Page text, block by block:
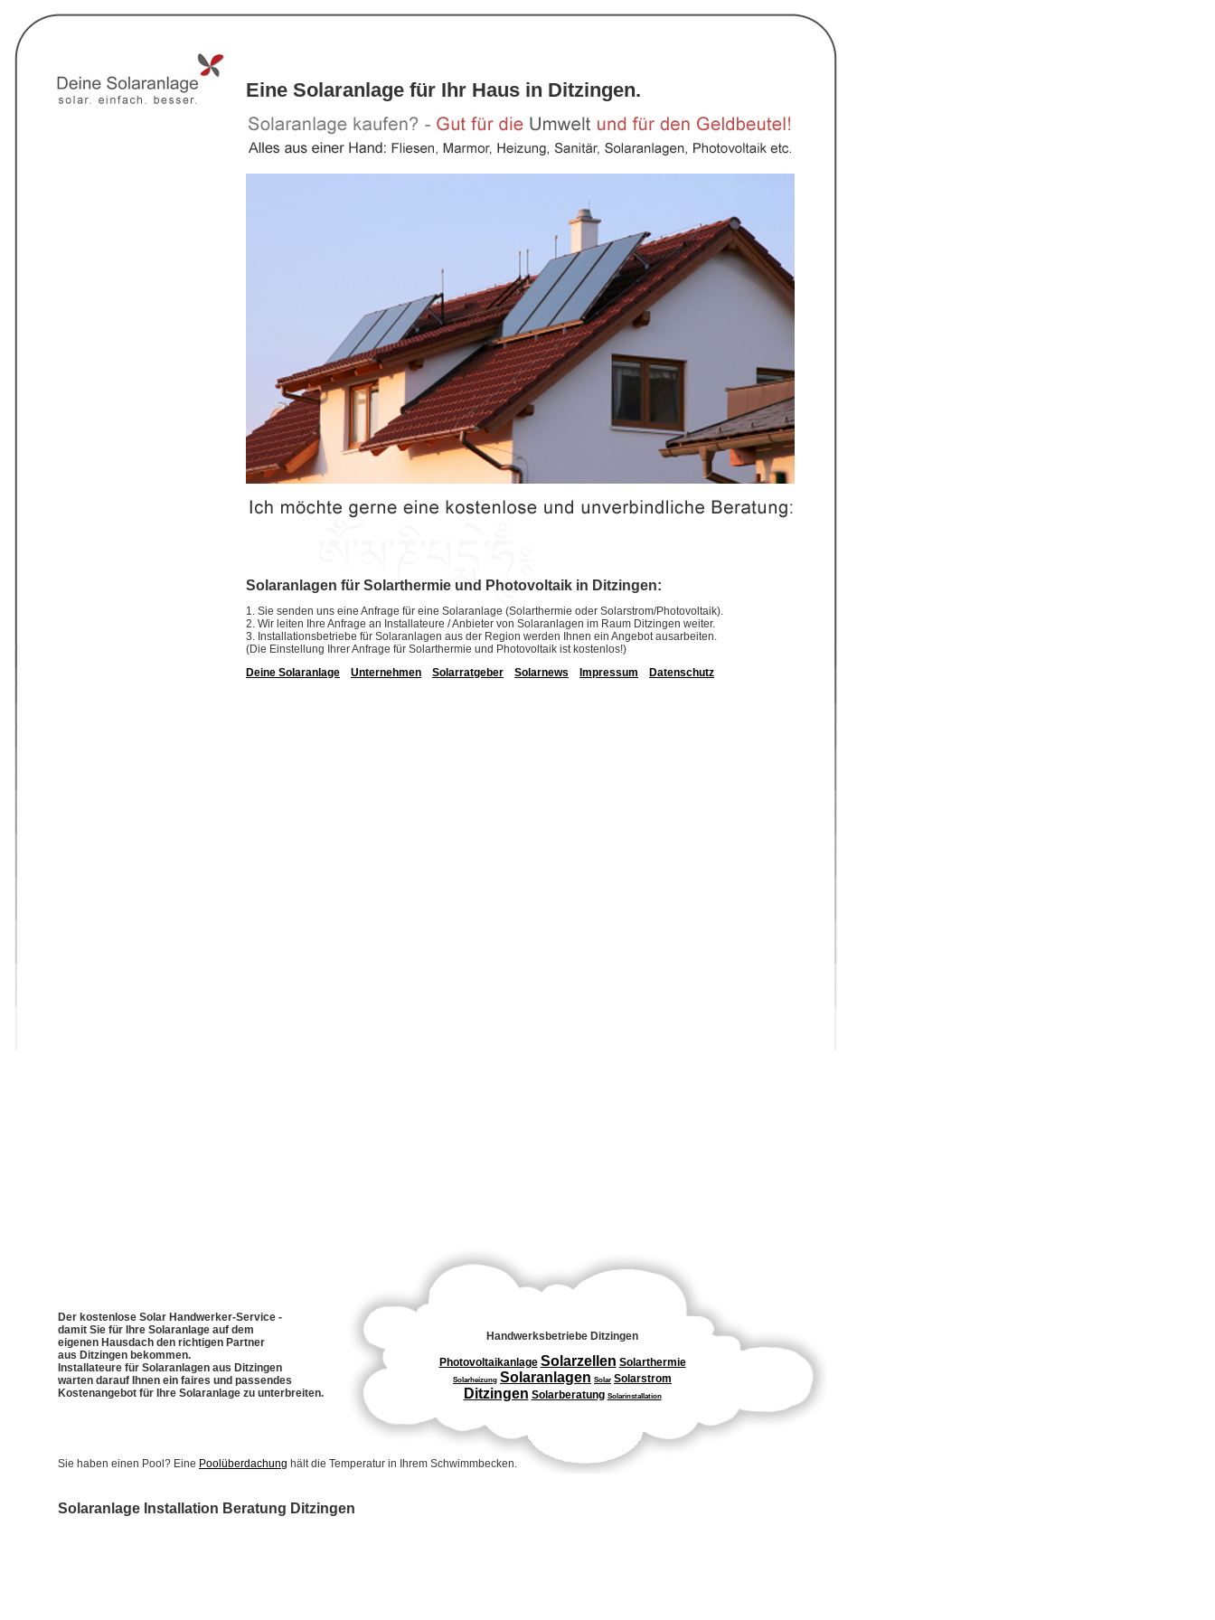
Eine Solaranlage für Ihr Haus in Ditzingen.
Solaranlagen für Solarthermie und Photovoltaik in Ditzingen:
1. Sie senden uns eine Anfrage für eine Solaranlage (Solarthermie oder Solarstrom/Photovoltaik).
2. Wir leiten Ihre Anfrage an Installateure / Anbieter von Solaranlagen im Raum Ditzingen weiter.
3. Installationsbetriebe für Solaranlagen aus der Region werden Ihnen ein Angebot ausarbeiten.
(Die Einstellung Ihrer Anfrage für Solarthermie und Photovoltaik ist kostenlos!)
Deine Solaranlage
Unternehmen Solarratgeber Solarnews Impressum Datenschutz
Der kostenlose Solar Handwerker-Service -
damit Sie für Ihre Solaranlage auf dem
eigenen Hausdach den richtigen Partner
aus Ditzingen bekommen.
Installateure für Solaranlagen aus Ditzingen
warten darauf Ihnen ein faires und passendes
Kostenangebot für Ihre Solaranlage zu unterbreiten.
Handwerksbetriebe Ditzingen
Photovoltaikanlage Solarzellen Solarthermie
Solarheizung Solaranlagen Solar Solarstrom
Ditzingen Solarberatung Solarinstallation
Sie haben einen Pool? Eine Poolüberdachung hält die Temperatur in Ihrem Schwimmbecken.
Solaranlage Installation Beratung Ditzingen